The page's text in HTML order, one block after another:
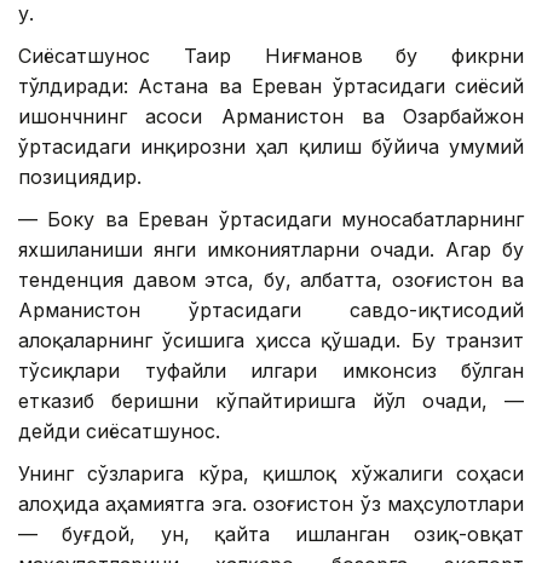
у.
Сиёсатшунос Таир Ниғманов бу фикрни
тўлдиради: Астана ва Ереван ўртасидаги сиёсий
ишончнинг асоси Арманистон ва Озарбайжон
ўртасидаги инқирозни ҳал қилиш бўйича умумий
позициядир.
— Боку ва Ереван ўртасидаги муносабатларнинг
яхшиланиши янги имкониятларни очади. Агар бу
тенденция давом этса, бу, албатта, Қозоғистон ва
Арманистон ўртасидаги савдо-иқтисодий
алоқаларнинг ўсишига ҳисса қўшади. Бу транзит
тўсиқлари туфайли илгари имконсиз бўлган
етказиб беришни кўпайтиришга йўл очади, —
дейди сиёсатшунос.
Унинг сўзларига кўра, қишлоқ хўжалиги соҳаси
алоҳида аҳамиятга эга. Қозоғистон ўз маҳсулотлари
— буғдой, ун, қайта ишланган озиқ-овқат